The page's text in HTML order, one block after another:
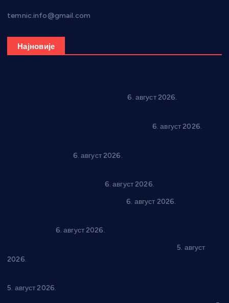
temnic.info@gmail.com
Најновије
6. август 2026.
6. август 2026.
6. август 2026.
6. август 2026.
6. август 2026.
6. август 2026.
5. август
2026.
5. август 2026.